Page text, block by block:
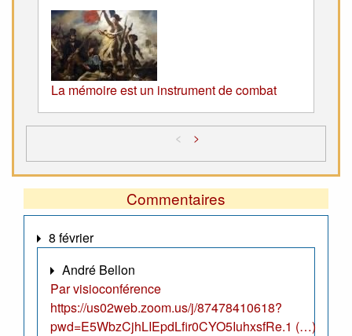
La mémoire est un instrument de combat
< >
Commentaires
8 février
André Bellon
Par visioconférence
https://us02web.zoom.us/j/87478410618?
pwd=E5WbzCjhLIEpdLfir0CYO5IuhxsfRe.1 (…)